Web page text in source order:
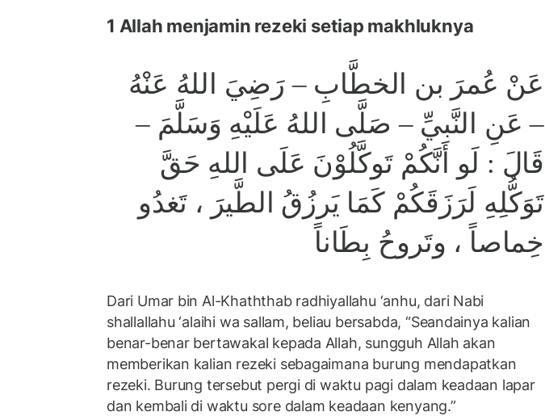
1 Allah menjamin rezeki setiap makhluknya
عَنْ عُمرَ بن الخطَّابِ – رَضِيَ اللهُ عَنْهُ
– عَنِ النَّبيِّ – صَلَّى اللهُ عَلَيْهِ وَسَلَّمَ –
قَالَ : لَو أَنَّكُمْ تَوكَّلُوْنَ عَلَى اللهِ حَقَّ
تَوَكُّلِهِ لَرَزَقَكُمْ كَمَا يَرزُقُ الطَّيرَ ، تَغدُو
خِماصاً ، وتَروحُ بِطَاناً
Dari Umar bin Al-Khaththab radhiyallahu ‘anhu, dari Nabi
shallallahu ‘alaihi wa sallam, beliau bersabda, “Seandainya kalian
benar-benar bertawakal kepada Allah, sungguh Allah akan
memberikan kalian rezeki sebagaimana burung mendapatkan
rezeki. Burung tersebut pergi di waktu pagi dalam keadaan lapar
dan kembali di waktu sore dalam keadaan kenyang.”